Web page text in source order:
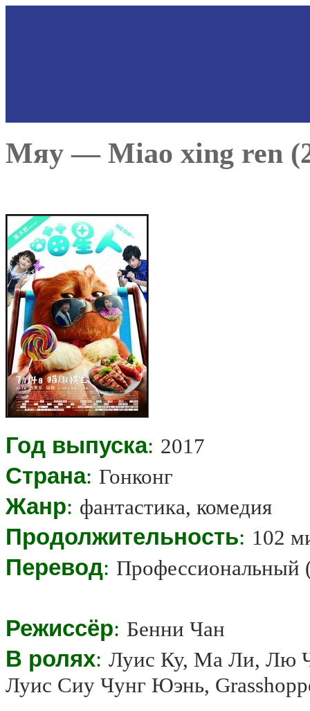
Мяу — Miao xing ren
Год выпуска: 2017
Страна: Гонконг
Жанр: фантастика, комедия
Продолжительность: 102
Перевод: Профессиональный
Режиссёр: Бенни Чан
В ролях: Луис Ку, Ма Ли, Лю
Луис Сиу Чунг Юэнь,